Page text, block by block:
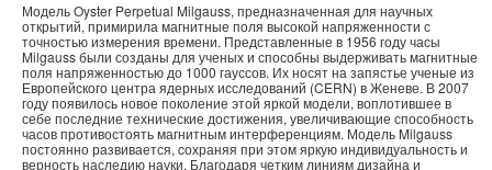
Модель Oyster Perpetual Milgauss, предназначенная для научных
открытий, примирила магнитные поля высокой напряженности с
точностью измерения времени. Представленные в 1956 году часы
Milgauss были созданы для ученых и способны выдерживать магнитные
поля напряженностью до 1000 гауссов. Их носят на запястье ученые из
Европейского центра ядерных исследований (CERN) в Женеве. В 2007
году появилось новое поколение этой яркой модели, воплотившее в
себе последние технические достижения, увеличивающие способность
часов противостоять магнитным интерференциям. Модель Milgauss
постоянно развивается, cохраняя при этом яркую индивидуальность и
верность наследию науки. Благодаря четким линиям дизайна и